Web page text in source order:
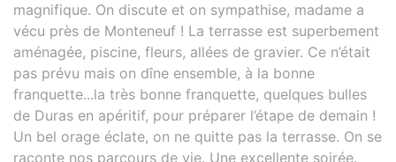
magnifique. On discute et on sympathise, madame a
vécu près de Monteneuf ! La terrasse est superbement
aménagée, piscine, fleurs, allées de gravier. Ce n’était
pas prévu mais on dîne ensemble, à la bonne
franquette...la très bonne franquette, quelques bulles
de Duras en apéritif, pour préparer l’étape de demain !
Un bel orage éclate, on ne quitte pas la terrasse. On se
raconte nos parcours de vie. Une excellente soirée.